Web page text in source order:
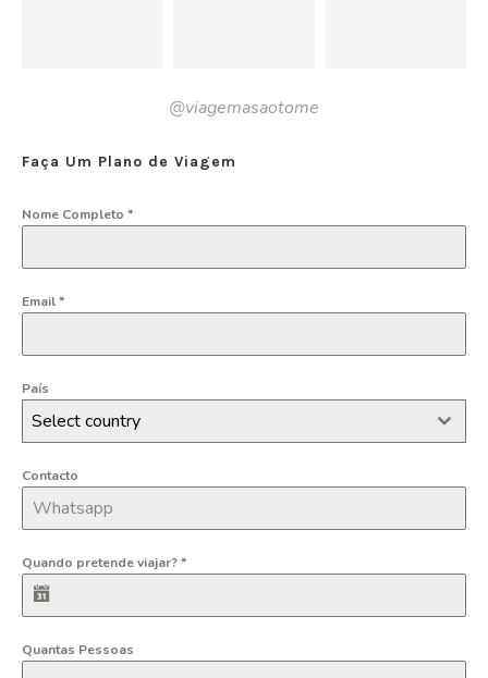
@viagemasaotome
Faça Um Plano de Viagem
Nome Completo *
Email*
País
Select country
Contacto
Quando pretende viajar?*
Quantas Pessoas